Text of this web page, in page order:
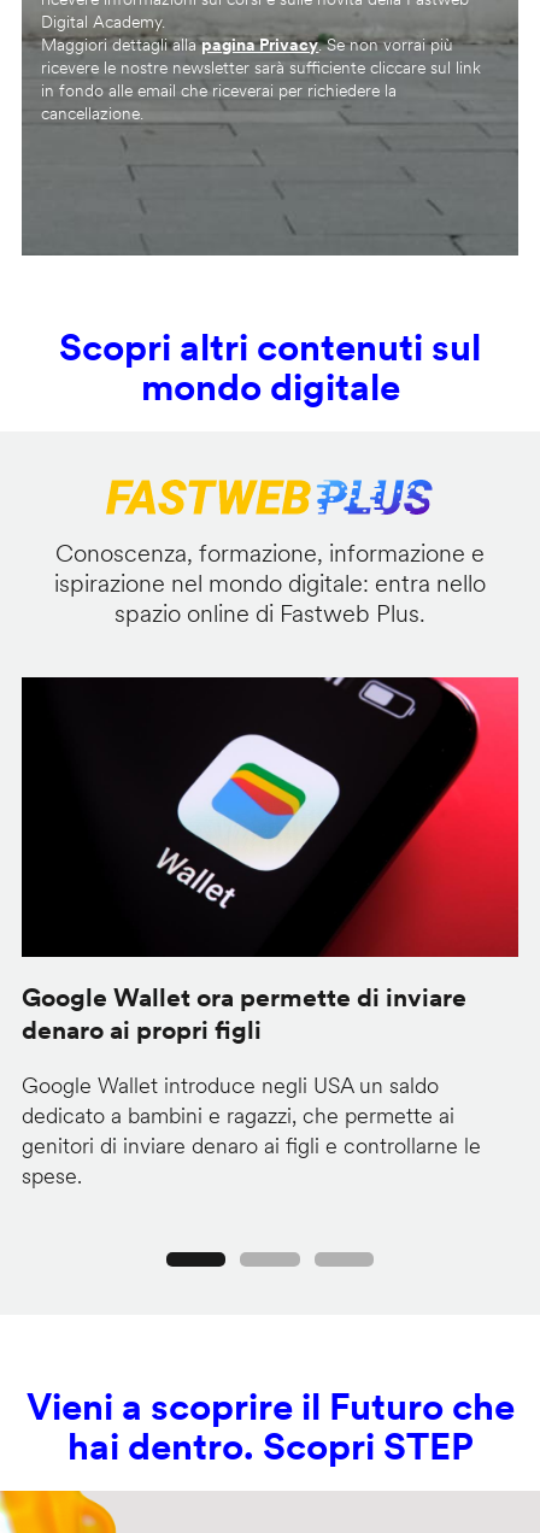
Digital Academy.
Maggiori dettagli allapagina Privacy. Se non vorrai più
ricevere le nostre newsletter sarà sufficiente cliccare sul link
in fondo alle email che riceverai per richiedere la
cancellazione.
Scopri altri contenuti sul
mondo digitale
Conoscenza, formazione, informazione e
ispirazione nel mondo digitale: entra nello
spazio online di Fastweb Plus.
Google Wallet ora permette di inviare
denaro ai propri figli
Google Wallet introduce negli USA un saldo
dedicato a bambini e ragazzi, che permette ai
genitori di inviare denaro ai figli e controllarne le
spese.
Vieni a scoprire il Futuro che
hai dentro. Scopri STEP